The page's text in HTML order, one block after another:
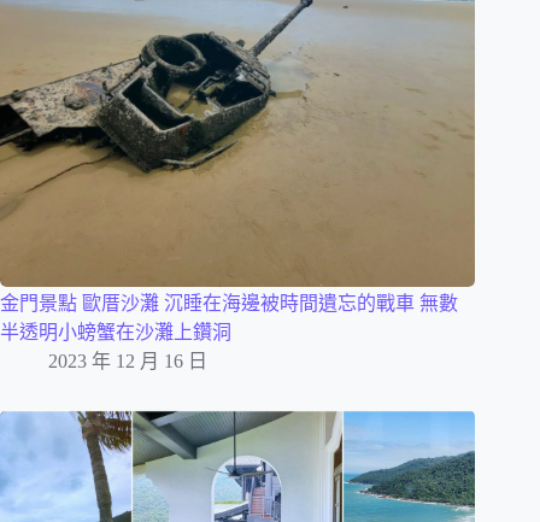
金門景點 歐厝沙灘 沉睡在海邊被時間遺忘的戰車 無數
半透明小螃蟹在沙灘上鑽洞
2023 年 12 月 16 日